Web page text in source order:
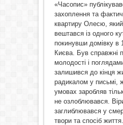
«Часопис»
захоплення та
квартиру Олесю,
вештався із одного
покинувши домівку в
Києва. Був справжні
молодості і
залишився до кінця
радикалом у письмі,
умовах заробляв
не озлоблювався.
заглиблювався у
твори та спосіб